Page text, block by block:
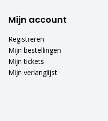
Mijn account
Registreren
Mijn bestellingen
Mijn tickets
Mijn verlanglijst